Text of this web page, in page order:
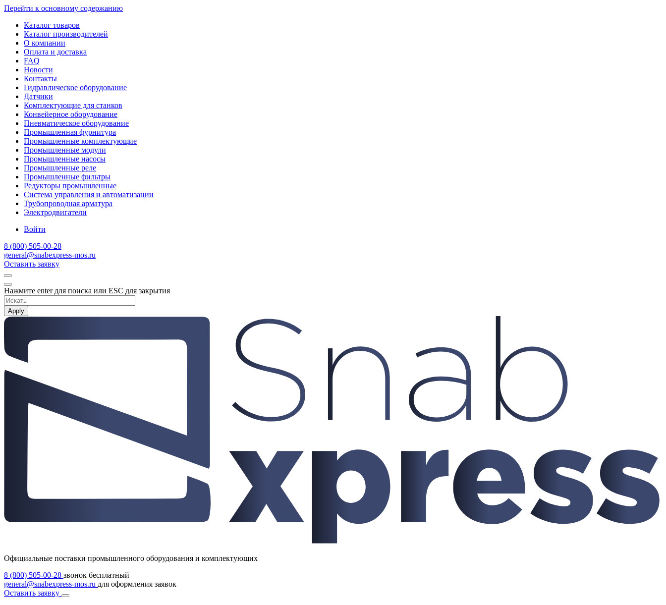
Перейти к основному содержанию
Каталог товаров
Каталог производителей
О компании
Оплата и доставка
FAQ
Новости
Контакты
Гидравлическое оборудование
Датчики
Комплектующие для станков
Конвейерное оборудование
Пневматическое оборудование
Промышленная фурнитура
Промышленные комплектующие
Промышленные модули
Промышленные насосы
Промышленные реле
Промышленные фильтры
Редукторы промышленные
Система управления и автоматизации
Трубопроводная арматура
Электродвигатели
Войти
8 (800) 505-00-28
general@snabexpress-mos.ru
Оставить заявку
Нажмите enter для поиска или ESC для закрытия
Apply
Официальные поставки промышленного оборудования и комплектующих
8 (800) 505-00-28 звонок бесплатный
general@snabexpress-mos.ru для оформления заявок
Оставить заявку